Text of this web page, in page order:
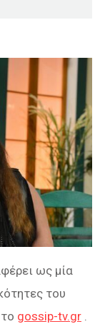
ως μία
του
gossip-tv.gr